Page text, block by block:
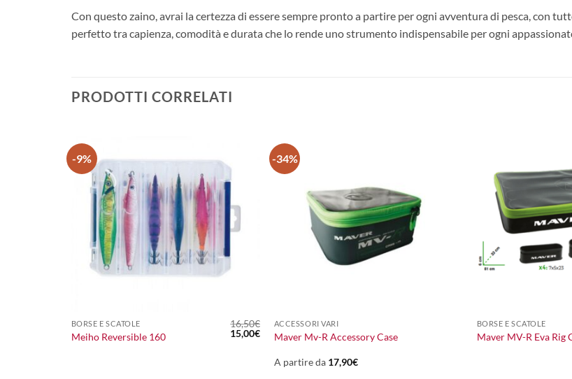
Con questo zaino, avrai la certezza di essere sempre pronto a partire per ogni avventura di pesca, con
perfetto tra capienza, comodità e durata che lo rende uno strumento indispensabile per ogni
PRODOTTI CORRELATI
-9%
BORSE E SCATOLE
Meiho Reversible 160
16,50€
Il
prezzo
15,00€Il
prezzo
-34%
ACCESSORI VARI
Maver Mv-R Accessory Case
A partire da 17,90€
BORSE E SCATOLE
Maver MV-R Eva Rig